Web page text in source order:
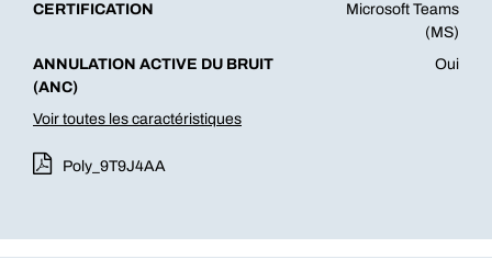
CERTIFICATION
Microsoft Teams
(MS)
ANNULATION ACTIVE DU BRUIT
(ANC)
Oui
Voir toutes les caractéristiques
Poly_9T9J4AA